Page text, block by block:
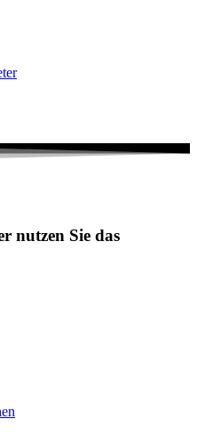
nutzen Sie das